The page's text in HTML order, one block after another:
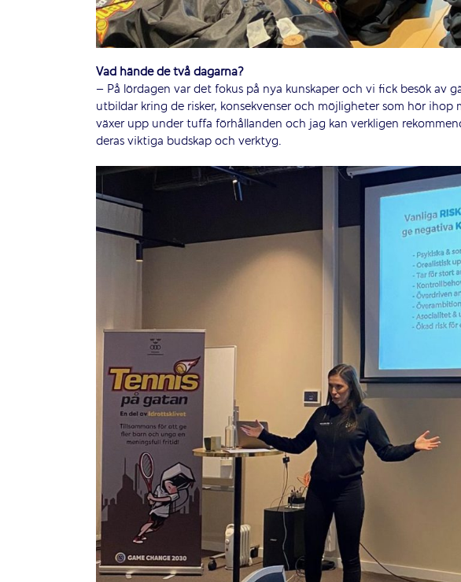
Vad hände de två dagarna?
– På lördagen var det fokus på nya kunskaper och vi fick besök av
utbildar kring de risker, konsekvenser och möjligheter som hör ihop
växer upp under tuffa förhållanden och jag kan verkligen
deras viktiga budskap och verktyg.